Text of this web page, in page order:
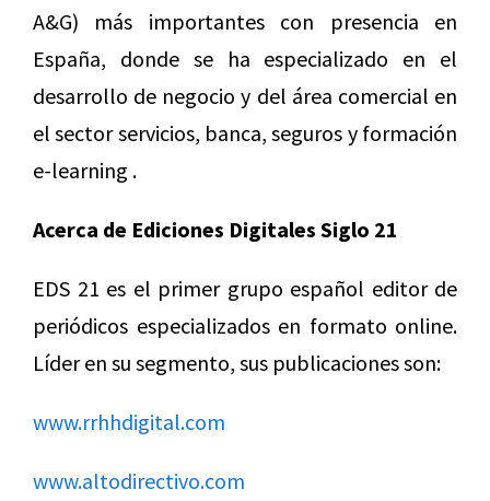
A&G) más importantes con presencia en
España, donde se ha especializado en el
desarrollo de negocio y del área comercial en
el sector servicios, banca, seguros y formación
e-learning .
Acerca de Ediciones Digitales Siglo 21
EDS 21 es el primer grupo español editor de
periódicos especializados en formato online.
Líder en su segmento, sus publicaciones son:
www.rrhhdigital.com
www.altodirectivo.com